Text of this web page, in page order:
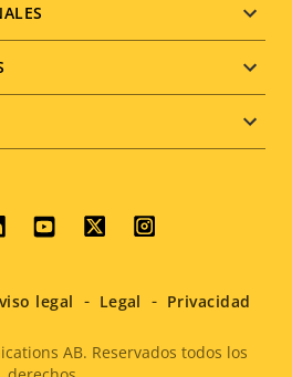
AB. Reservados todos los
legal Legal Privacidad